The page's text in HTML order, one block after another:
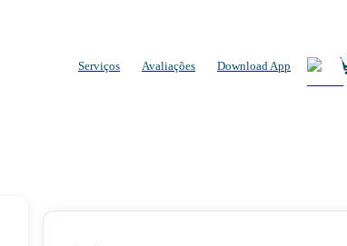
Serviços Avaliações Download App